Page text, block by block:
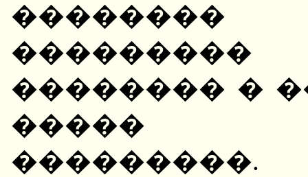
��������
�������� �
�����
���������.